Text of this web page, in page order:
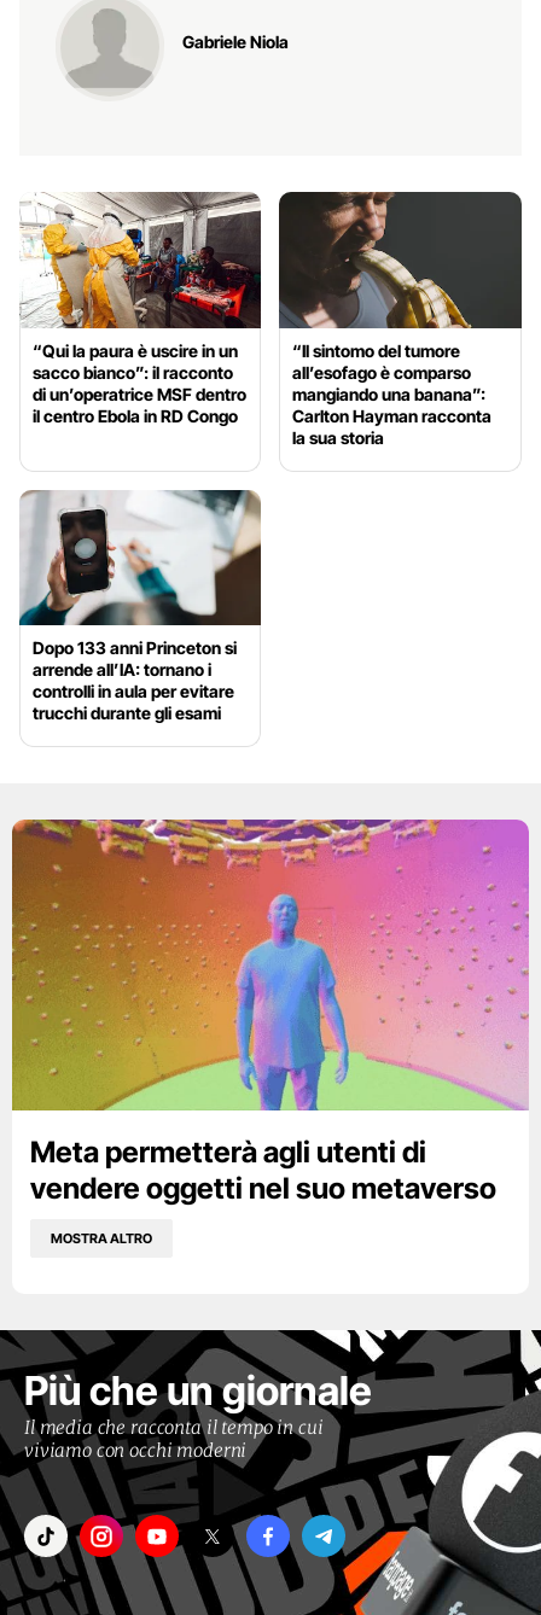
Gabriele Niola
“Qui la paura è uscire in un
sacco bianco”: il racconto
di un’operatrice MSF dentro
il centro Ebola in RD Congo
“Il sintomo del tumore
all’esofago è comparso
mangiando una banana”:
Carlton Hayman racconta
la sua storia
Dopo 133 anni Princeton si
arrende all’IA: tornano i
controlli in aula per evitare
trucchi durante gli esami
Meta permetterà agli utenti di
vendere oggetti nel suo metaverso
MOSTRA ALTRO
Più che un giornale
Il media che racconta il tempo in cui
viviamo con occhi moderni